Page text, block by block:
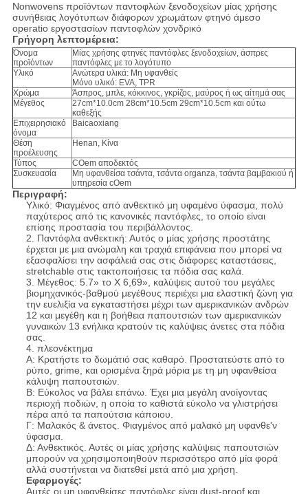
Nonwovens προϊόντων παντοφλών ξενοδοχείων μίας χρήσης
συνήθειας λογότυπων διάφορων χρωμάτων φτηνό άμεσο
operatio εργοστασίων παντοφλών χονδρικό
Γρήγορη λεπτομέρεια:
Όνομα
προϊόντων
Μίας χρήσης φτηνές παντόφλες ξενοδοχείων, άσπρες
παντόφλες με το λογότυπο
Υλικό
Ανώτερα υλικά: Μη υφανθείς
Μόνο υλικό: EVA, TPR
Χρώμα
Άσπρος, μπλε, κόκκινος, γκρίζος, μαύρος ή ως αίτημά σας
Μέγεθος
27cm*10.0cm 28cm*10.5cm 29cm*10.5cm και ούτω
καθεξής
Επιχειρησιακό
όνομα
Baicaoxiang
Θέση
προέλευσης
Henan, Κίνα
Τύπος
COem αποδεκτός
Συσκευασία
Μη υφανθείσα τσάντα, τσάντα organza, τσάντα βαμβακιού ή
υπηρεσία cOem
Περιγραφή:
Υλικό: Φιαγμένος από ανθεκτικό μη υφαμένο ύφασμα, πολύ
παχύτερος από τις κανονικές παντόφλες, το οποίο είναι
επίσης προστασία του περιβάλλοντος.
2. Παντόφλα ανθεκτική: Αυτός ο μίας χρήσης προστάτης
έρχεται με μια ανώμαλη και τραχιά επιφάνεια που μπορεί να
εξασφαλίσει την ασφάλειά σας στις διάφορες καταστάσεις,
stretchable στις τακτοποιήσεις τα πόδια σας καλά.
3. Μέγεθος: 5.7» το Χ 6,69», καλύψεις αυτού του μεγάλες
βιομηχανικός-βαθμού μεγέθους περιέχει μια ελαστική ζώνη για
την ευελιξία να εγκαταστήσει μέχρι των αμερικανικών ανδρών
12 και μεγέθη και η βοήθεια παπουτσιών των αμερικανικών
γυναικών 13 ενήλικα κρατούν τις καλύψεις άνετες στα πόδια
σας.
4. πλεονέκτημα
Α: Κρατήστε το δωμάτιό σας καθαρό. Προστατεύστε από το
ρύπο, grime, και ορισμένα ξηρά μόρια με τη μη υφανθείσα
κάλυψη παπουτσιών.
Β: Εύκολος να βάλει επάνω. Έχει μια μεγάλη ανοίγοντας
περιοχή ποδιών, η οποία το καθιστά εύκολο να γλιστρήσει
πέρα από τα παπούτσια κάποιου.
Γ: Μαλακός & άνετος. Φιαγμένος από μαλακό μη υφανθε'ν
ύφασμα.
Δ: Ανθεκτικός. Αυτές οι μίας χρήσης καλύψεις παπουτσιών
μπορούν να χρησιμοποιηθούν περισσότερο από μία φορά
αλλά συστήνεται να διατεθεί μετά από μια χρήση.
Εφαρμογές:
Αυτές οι μη υφανθείσες παντόφλες είναι dust-proof και